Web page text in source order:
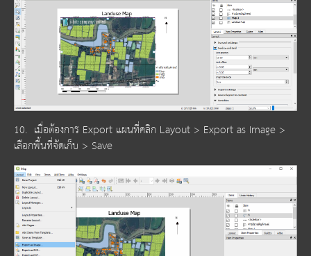
10. เมื่อต้องการ Export แผนที่คลิก Layout > Export as Image >
เลือกพื้นที่จัดเก็บ > Save